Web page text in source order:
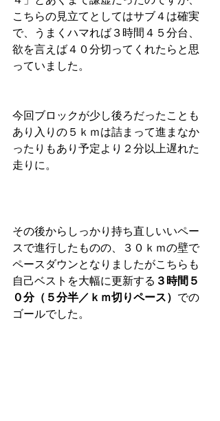
こちらの見立てとしてはサブ４は確実
で、うまくハマれば３時間４５分台、
欲を言えば４０分切ってくれたらと思
っていました。
今回ブロックが少し後ろだったことも
あり入りの５ｋｍは詰まって進まなか
ったりもあり予定より２分以上遅れた
走りに。
その後からしっかり持ち直しいいペー
スで進行したものの、３０ｋｍの壁で
ペースダウンとなりましたがこちらも
自己ベストを大幅に更新する ３時間５
０分（５分半／ｋｍ切りペース） での
ゴールでした。